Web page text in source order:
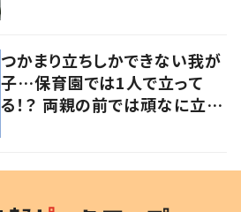
つかまり立ちしかできない我が
子…保育園では1人で立って
る！？ 両親の前では頑なに立た